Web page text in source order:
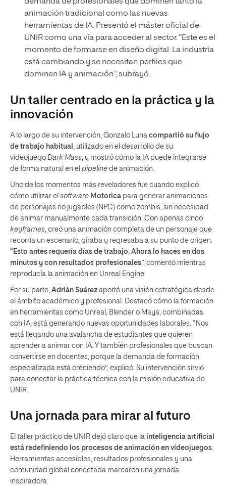
animación tradicional como las nuevas
herramientas de IA. Presentó el máster oficial de
UNIR como una vía para acceder al sector. “Este es el
momento de formarse en diseño digital. La industria
está cambiando y se necesitan perfiles que
dominen IA y animación”, subrayó.
Un taller centrado en la práctica y la
innovación
A lo largo de su intervención, Gonzalo Luna compartió su flujo
de trabajo habitual , utilizado en el desarrollo de su
videojuego Dark Mass, y mostró cómo la IA puede integrarse
de forma natural en el pipeline de animación.
Uno de los momentos más reveladores fue cuando explicó
cómo utilizar el software Motorica para generar animaciones
de personajes no jugables (NPC) como zombis, sin necesidad
de animar manualmente cada transición. Con apenas cinco
keyframes, creó una animación completa de un personaje que
recorría un escenario, giraba y regresaba a su punto de origen.
“ Esto antes requería días de trabajo. Ahora lo haces en dos
minutos y con resultados profesionales”, comentó mientras
reproducía la animación en Unreal Engine.
Por su parte, Adrián Suárez aportó una visión estratégica desde
el ámbito académico y profesional. Destacó cómo la formación
en herramientas como Unreal, Blender o Maya, combinadas
con IA, está generando nuevas oportunidades laborales. “Nos
está llegando una avalancha de estudiantes que quieren
aprender a animar con IA. Y también profesionales que buscan
convertirse en docentes, porque la demanda de formación
especializada está creciendo”, explicó. Su intervención sirvió
para conectar la práctica técnica con la misión educativa de
UNIR.
Una jornada para mirar al futuro
El taller práctico de UNIR dejó claro que la inteligencia artificial
está redefiniendo los procesos de animación en videojuegos.
Herramientas accesibles, resultados profesionales y una
comunidad global conectada marcaron una jornada
inspiradora.